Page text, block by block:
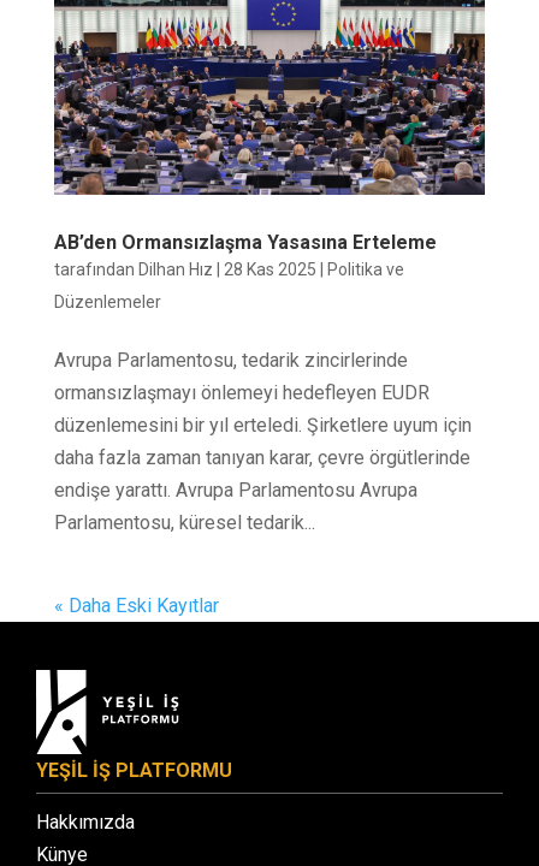
AB’den Ormansızlaşma Yasasına Erteleme
tarafından Dilhan Hız 28 Kas 2025
Politika ve
Düzenlemeler
Avrupa Parlamentosu, tedarik zincirlerinde
ormansızlaşmayı önlemeyi hedefleyen EUDR
düzenlemesini bir yıl erteledi. Şirketlere uyum için
daha fazla zaman tanıyan karar, çevre örgütlerinde
endişe yarattı. Avrupa Parlamentosu Avrupa
Parlamentosu, küresel tedarik...
« Daha Eski Kayıtlar
YEŞİL İŞ PLATFORMU
Hakkımızda
Künye